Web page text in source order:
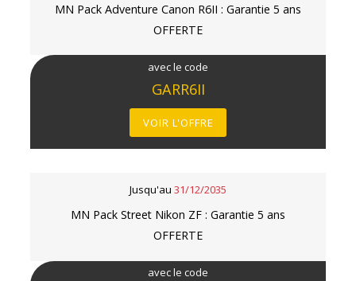
MN Pack Adventure Canon R6II : Garantie 5 ans
OFFERTE
avec le code
GARR6II
VOIR L'OFFRE
Jusqu'au 31/12/2035
MN Pack Street Nikon ZF : Garantie 5 ans
OFFERTE
avec le code